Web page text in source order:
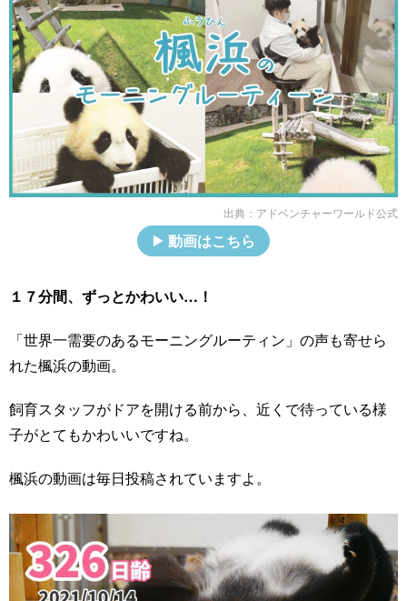
出典： アドベンチャーワールド公式
動画はこちら
１７分間、ずっとかわいい…！
「世界一需要のあるモーニングルーティン」の声も寄せら
れた楓浜の動画。
飼育スタッフがドアを開ける前から、近くで待っている様
子がとてもかわいいですね。
楓浜の動画は毎日投稿されていますよ。